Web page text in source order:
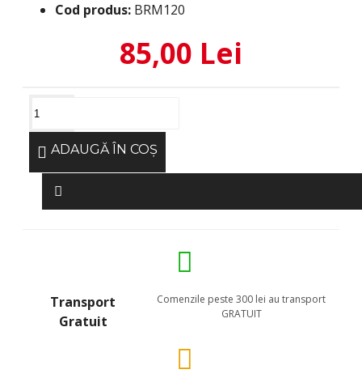
Cod produs: BRM120
85,00 Lei
ADAUGĂ ÎN COŞ
Transport
Gratuit
Comenzile peste 300 lei au transport
GRATUIT